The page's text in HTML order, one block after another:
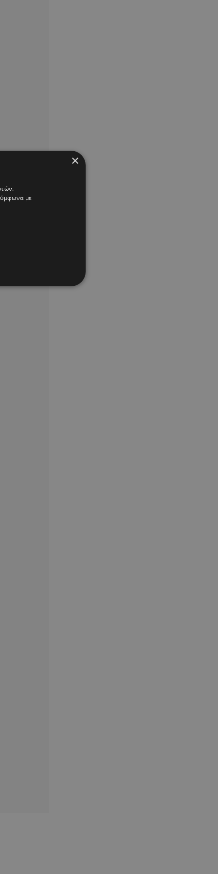
×
με